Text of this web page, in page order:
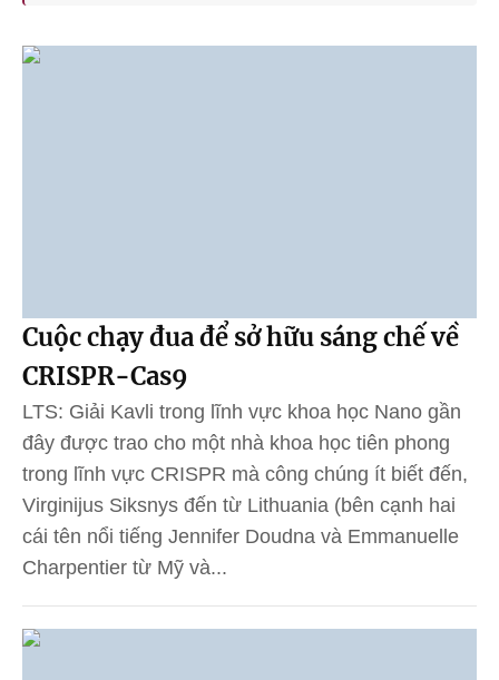
Cuộc chạy đua để sở hữu sáng chế về
CRISPR-Cas9
LTS: Giải Kavli trong lĩnh vực khoa học Nano gần
đây được trao cho một nhà khoa học tiên phong
trong lĩnh vực CRISPR mà công chúng ít biết đến,
Virginijus Siksnys đến từ Lithuania (bên cạnh hai
cái tên nổi tiếng Jennifer Doudna và Emmanuelle
Charpentier từ Mỹ và...